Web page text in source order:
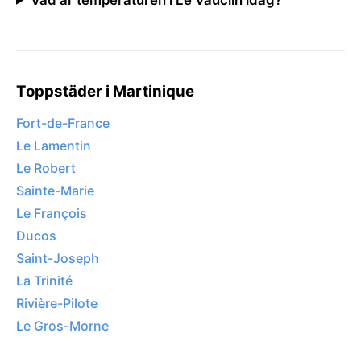
Toppstäder i Martinique
Fort-de-France
Le Lamentin
Le Robert
Sainte-Marie
Le François
Ducos
Saint-Joseph
La Trinité
Rivière-Pilote
Le Gros-Morne